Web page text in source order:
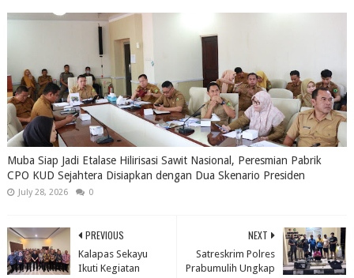
Muba Siap Jadi Etalase Hilirisasi Sawit Nasional, Peresmian Pabrik
CPO KUD Sejahtera Disiapkan dengan Dua Skenario Presiden
July 28, 2026 0
NEXT
Satreskrim Polres
Prabumulih Ungkap
PREVIOUS
Kalapas Sekayu
Ikuti Kegiatan